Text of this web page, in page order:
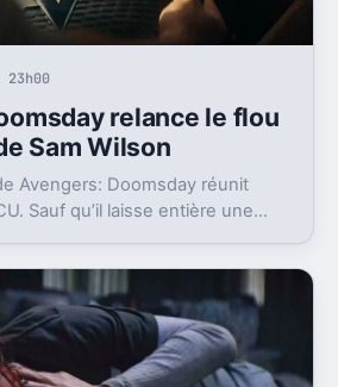
relance le flou
Sam Wilson
Avengers: Doomsday réunit
Sauf qu’il laisse entière une